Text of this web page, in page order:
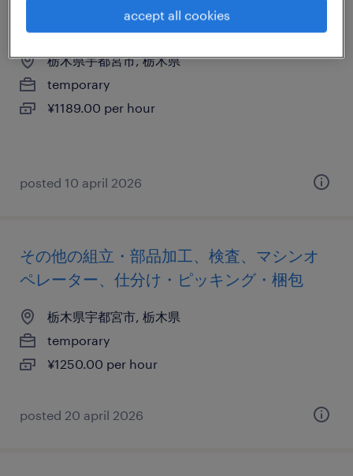
その他の組立・部品加工
栃木県宇都宮市, 栃木県
temporary
¥1189.00 per hour
posted 10 april 2026
その他の組立・部品加工、検査、マシンオ
ペレーター、仕分け・ピッキング・梱包
栃木県宇都宮市, 栃木県
temporary
¥1250.00 per hour
posted 20 april 2026
accept all cookies